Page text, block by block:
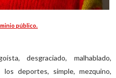
público.
desgraciado, malhablado,
deportes, simple, mezquino,